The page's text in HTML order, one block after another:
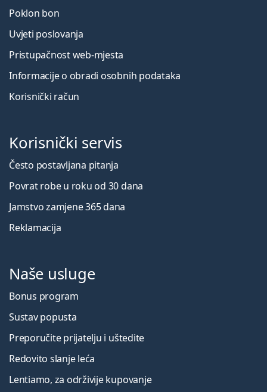
Poklon bon
Uvjeti poslovanja
Pristupačnost web-mjesta
Informacije o obradi osobnih podataka
Korisnički račun
Korisnički servis
Često postavljana pitanja
Povrat robe u roku od 30 dana
Jamstvo zamjene 365 dana
Reklamacija
Naše usluge
Bonus program
Sustav popusta
Preporučite prijatelju i uštedite
Redovito slanje leća
Lentiamo, za održivije kupovanje